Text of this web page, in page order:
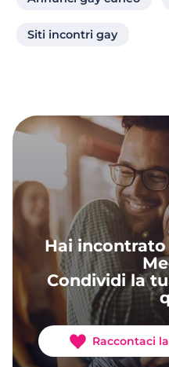
Siti incontri gay
Hai
Condividi la
Raccontaci